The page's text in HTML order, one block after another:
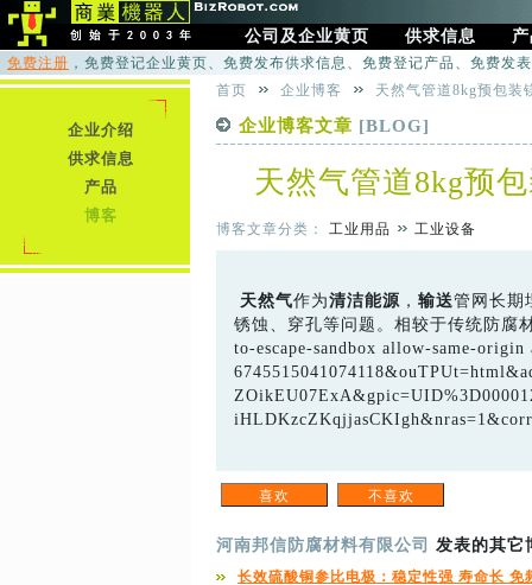
公司及企业黄页 供求信息
免费注册 ，免费登记企业黄页、免费发布供求信息、免费登记产品、免费发
首页
企业博客 天然气管道8kg预包装
企业博客文章 [BLOG]
天然气管道8kg预
博客文章分类： 工业用品 工业设备
天然气作为清洁能源 ， 输送管网长期
锈蚀、穿孔等问题。相较于传统防腐
to-escape-sandbox allow-same-
河南邦信防腐材料有限公司 发表的其它
长效硫酸铜参比电极：稳定性强 寿命长 免
企业介绍
供求信息
产品
博客